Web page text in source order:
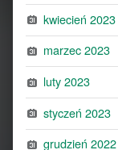
kwiecień 2023
marzec 2023
luty 2023
styczeń 2023
grudzień 2022